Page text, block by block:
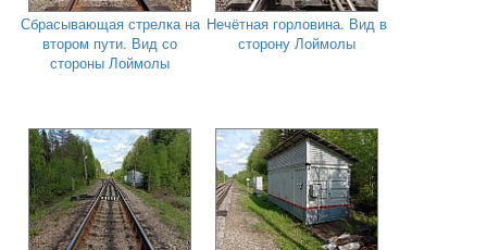
Сбрасывающая стрелка на
втором пути. Вид со
стороны Лоймолы
Нечётная горловина. Вид в
сторону Лоймолы